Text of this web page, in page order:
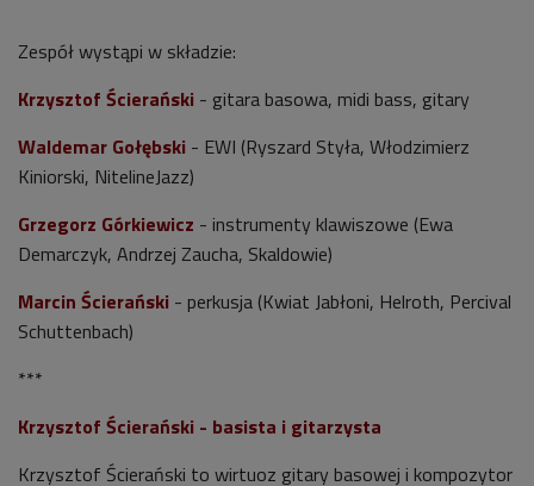
Zespół wystąpi w składzie:
Krzysztof Ścierański - gitara basowa, midi bass, gitary
Waldemar Gołębski - EWI (Ryszard Styła, Włodzimierz
Kiniorski, NitelineJazz)
Grzegorz Górkiewicz - instrumenty klawiszowe (Ewa
Demarczyk, Andrzej Zaucha, Skaldowie)
Marcin Ścierański - perkusja (Kwiat Jabłoni, Helroth, Percival
Schuttenbach)
***
Krzysztof Ścierański - basista i gitarzysta
Krzysztof Ścierański to wirtuoz gitary basowej i kompozytor